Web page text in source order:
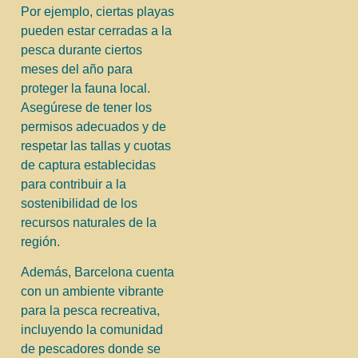
Por ejemplo, ciertas playas
pueden estar cerradas a la
pesca durante ciertos
meses del año para
proteger la fauna local.
Asegúrese de tener los
permisos adecuados y de
respetar las tallas y cuotas
de captura establecidas
para contribuir a la
sostenibilidad de los
recursos naturales de la
región.
Además, Barcelona cuenta
con un ambiente vibrante
para la pesca recreativa,
incluyendo la comunidad
de pescadores donde se